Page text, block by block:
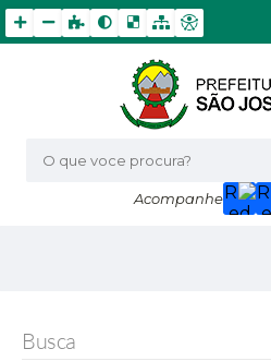
O que voce procura?
Acompanhe
Busca